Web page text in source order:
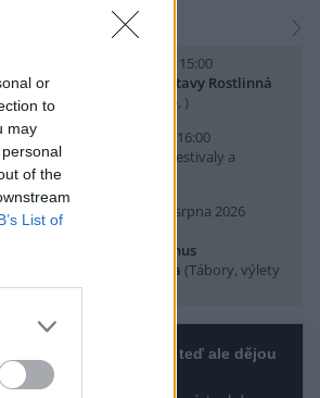
or
to
may
of the
List of
akcí
srpna 2026 (sobota) 14:00 - 15:00
prohlídky výstavy Rostlinná
(Přednášky a diskuse, )
srpna 2026 (neděle) 10:00 - 16:00
Světového dne lvů
(Festivaly a
Praha 7 )
srpna 2026 (pondělí) - 14. srpna 2026
si v Pralese - 2. turnus
letního tábora (Tábory, výlety
akce, Praha 19 )